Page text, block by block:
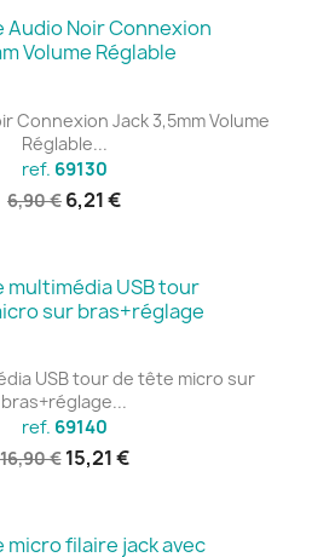
Connexion Jack 3,5mm Volume
Réglable...
ref. 69130
6,90 € 6,21 €
USB tour de tête micro sur
bras+réglage...
ref. 69140
16,90 € 15,21 €